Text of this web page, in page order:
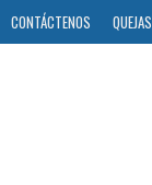
CONTÁCTENOS QUEJAS